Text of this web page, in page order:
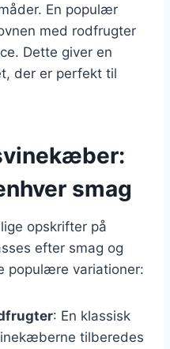
En populær
med rodfrugter
Dette giver en
der er perfekt til
smag
opskrifter på
efter smag og
populære variationer:
: En klassisk
tilberedes